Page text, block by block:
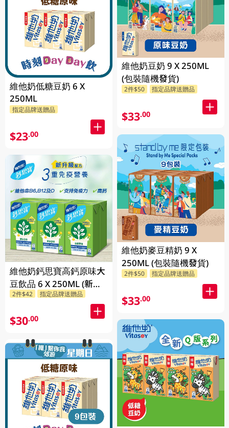
維他奶低糖豆奶 6 X
250ML
指定品牌送贈品
$23.00
維他奶鈣思寶高鈣原味大
豆飲品 6 X 250ML (新舊
包裝隨機發貨) 6 X
2件$42 指定品牌送贈品
$30.00
維他奶豆奶 9 X 250ML
(包裝隨機發貨)
2件$50 指定品牌送贈品
$33.00
維他奶麥豆精奶 9 X
250ML (包裝隨機發貨)
2件$50 指定品牌送贈品
$33.00